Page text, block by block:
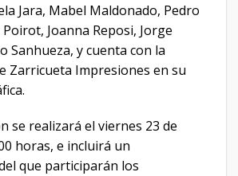
Jara, Mabel Maldonado, Pedro
Joanna Reposi, Jorge
Sanhueza, y cuenta con la
Zarricueta Impresiones en su
se realizará el viernes 23 de
horas, e incluirá un
que participarán los